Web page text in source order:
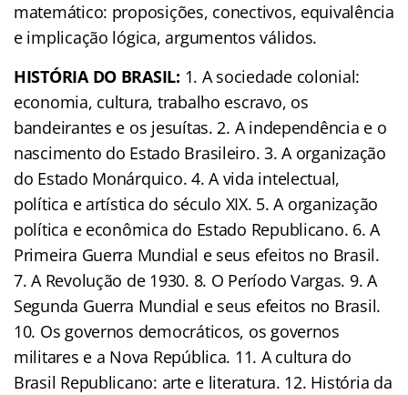
matemático: proposições, conectivos, equivalência
e implicação lógica, argumentos válidos.
HISTÓRIA DO BRASIL: 1. A sociedade colonial:
economia, cultura, trabalho escravo, os
bandeirantes e os jesuítas. 2. A independência e o
nascimento do Estado Brasileiro. 3. A organização
do Estado Monárquico. 4. A vida intelectual,
política e artística do século XIX. 5. A organização
política e econômica do Estado Republicano. 6. A
Primeira Guerra Mundial e seus efeitos no Brasil.
7. A Revolução de 1930. 8. O Período Vargas. 9. A
Segunda Guerra Mundial e seus efeitos no Brasil.
10. Os governos democráticos, os governos
militares e a Nova República. 11. A cultura do
Brasil Republicano: arte e literatura. 12. História da